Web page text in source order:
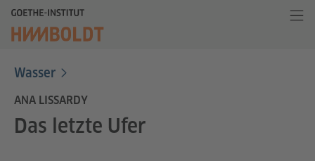
Wasser
ANA LISSARDY
Das letzte Ufer